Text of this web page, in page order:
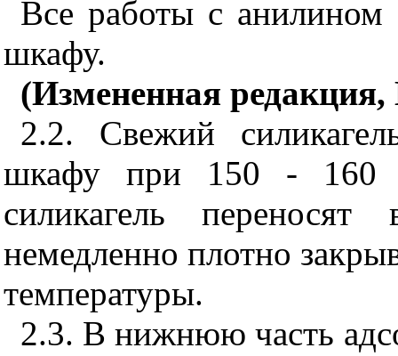
Все работы с
шкафу.
(Измененная
2.2. Свежий
шкафу при 150 - 160
силикагель
немедленно плотно
температуры.
2.3. В нижнюю часть